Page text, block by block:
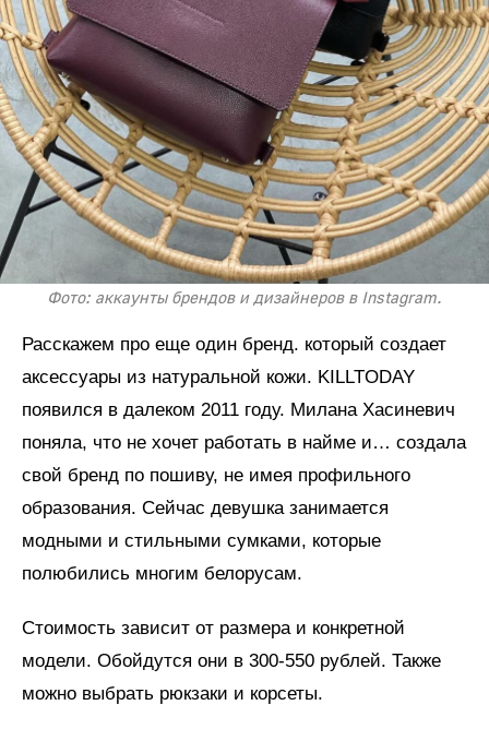
Фото: аккаунты брендов и дизайнеров в Instagram.
Расскажем про еще один бренд. который создает
аксессуары из натуральной кожи. KILLTODAY
появился в далеком 2011 году. Милана Хасиневич
поняла, что не хочет работать в найме и… создала
свой бренд по пошиву, не имея профильного
образования. Сейчас девушка занимается
модными и стильными сумками, которые
полюбились многим белорусам.
Стоимость зависит от размера и конкретной
модели. Обойдутся они в 300-550 рублей. Также
можно выбрать рюкзаки и корсеты.